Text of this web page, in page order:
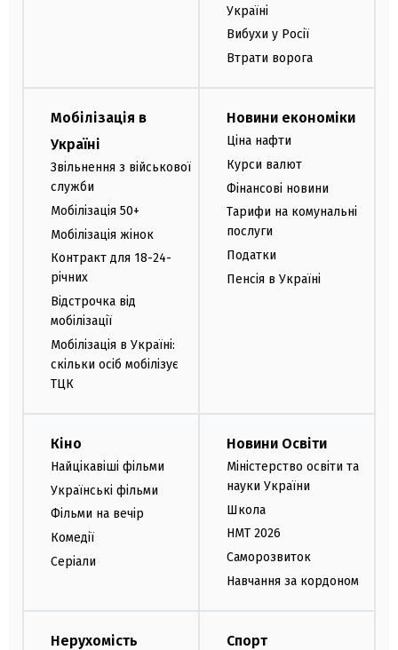
Україні
Вибухи у Росії
Втрати ворога
Мобілізація в
Україні
Звільнення з військової
служби
Мобілізація 50+
Мобілізація жінок
Контракт для 18-24-
річних
Відстрочка від
мобілізації
Мобілізація в Україні:
скільки осіб мобілізує
ТЦК
Новини економіки
Ціна нафти
Курси валют
Фінансові новини
Тарифи на комунальні
послуги
Податки
Пенсія в Україні
Кіно
Найцікавіші фільми
Українські фільми
Фільми на вечір
Комедії
Серіали
Новини Освіти
Міністерство освіти та
науки України
Школа
НМТ 2026
Саморозвиток
Навчання за кордоном
Нерухомість Спорт